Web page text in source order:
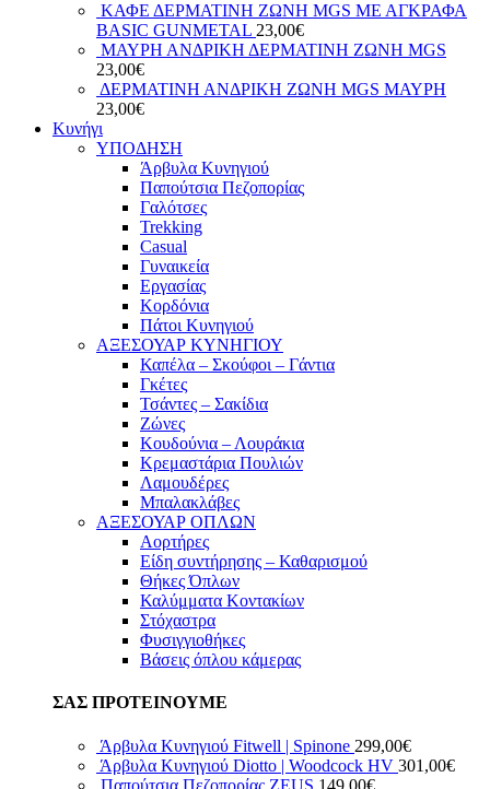
ΚΑΦΕ ΔΕΡΜΑΤΙΝΗ ΖΩΝΗ MGS ΜΕ ΑΓΚΡΑΦΑ
BASIC GUNMETAL 23,00€
ΜΑΥΡΗ ΑΝΔΡΙΚΗ ΔΕΡΜΑΤΙΝΗ ΖΩΝΗ MGS
23,00€
ΔΕΡΜΑΤΙΝΗ ΑΝΔΡΙΚΗ ΖΩΝΗ MGS ΜΑΥΡΗ
23,00€
Κυνήγι
ΥΠΟΔΗΣΗ
Άρβυλα Κυνηγιού
Παπούτσια Πεζοπορίας
Γαλότσες
Trekking
Casual
Γυναικεία
Εργασίας
Κορδόνια
Πάτοι Κυνηγιού
ΑΞΕΣΟΥΑΡ ΚΥΝΗΓΙΟΥ
Καπέλα – Σκούφοι – Γάντια
Γκέτες
Τσάντες – Σακίδια
Ζώνες
Κουδούνια – Λουράκια
Κρεμαστάρια Πουλιών
Λαμουδέρες
Μπαλακλάβες
ΑΞΕΣΟΥΑΡ ΟΠΛΩΝ
Αορτήρες
Είδη συντήρησης – Καθαρισμού
Θήκες Όπλων
Καλύμματα Κοντακίων
Στόχαστρα
Φυσιγγιοθήκες
Βάσεις όπλου κάμερας
ΣΑΣ ΠΡΟΤΕΙΝΟΥΜΕ
Άρβυλα Κυνηγιού Fitwell | Spinone 299,00€
Άρβυλα Κυνηγιού Diotto | Woodcock HV 301,00€
Παπούτσια Πεζοπορίας ZEUS 149,00€